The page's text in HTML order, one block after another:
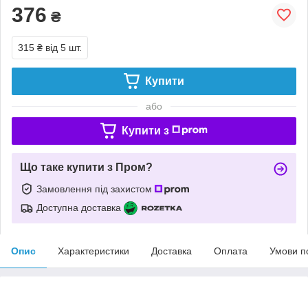
376 ₴
315 ₴ від 5 шт.
Купити
або
Купити з
Що таке купити з Пром?
Замовлення під захистом
Доступна доставка
Опис Характеристики Доставка Оплата Умови